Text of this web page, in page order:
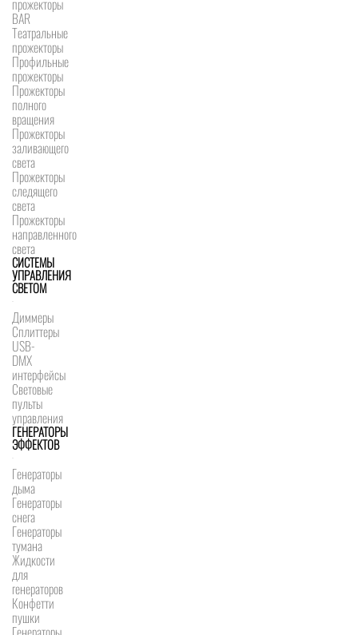
прожекторы
BAR
Театральные
прожекторы
Профильные
прожекторы
Прожекторы
полного
вращения
Прожекторы
заливающего
света
Прожекторы
следящего
света
Прожекторы
направленного
света
СИСТЕМЫ
УПРАВЛЕНИЯ
СВЕТОМ
Диммеры
Сплиттеры
USB-
DMX
интерфейсы
Световые
пульты
управления
ГЕНЕРАТОРЫ
ЭФФЕКТОВ
Генераторы
дыма
Генераторы
снега
Генераторы
тумана
Жидкости
для
генераторов
Конфетти
пушки